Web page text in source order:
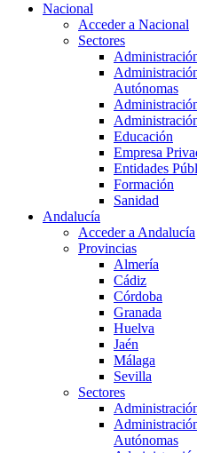
Nacional
Acceder a Nacional
Sectores
Autónomas
Educación
Empresa
Entidades
Formación
Sanidad
Andalucía
Acceder a Andalucía
Provincias
Almería
Cádiz
Córdoba
Granada
Huelva
Jaén
Málaga
Sevilla
Sectores
Autónomas